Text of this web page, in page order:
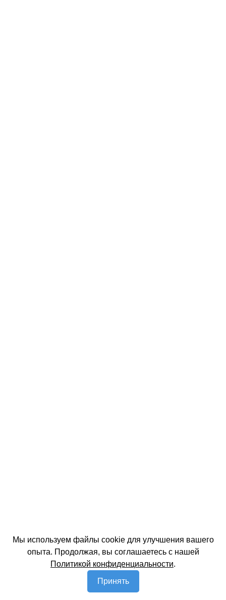
Мы используем файлы cookie для улучшения вашего
опыта. Продолжая, вы соглашаетесь с нашей
Политикой конфиденциальности.
Принять